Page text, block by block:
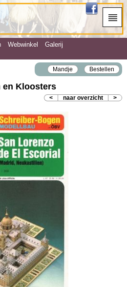
Webwinkel
Galerij
Mandje Bestellen
en Kloosters
< naar overzicht >